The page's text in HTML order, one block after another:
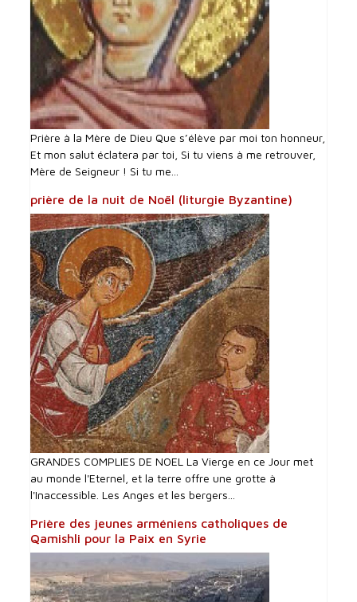
Prière à la Mère de Dieu Que s’élève par moi ton honneur,
Et mon salut éclatera par toi, Si tu viens à me retrouver,
Mère de Seigneur ! Si tu me...
prière de la nuit de Noël (liturgie Byzantine)
GRANDES COMPLIES DE NOEL La Vierge en ce Jour met
au monde l'Eternel, et la terre offre une grotte à
l'Inaccessible. Les Anges et les bergers...
Prière des jeunes arméniens catholiques de
Qamishli pour la Paix en Syrie